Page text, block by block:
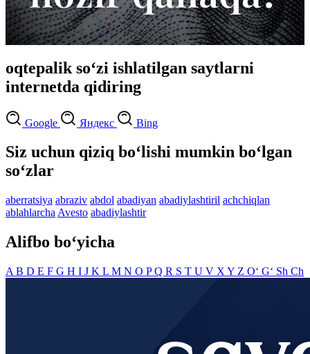
oqtepalik so‘zi ishlatilgan saytlarni
internetda qidiring
Google Яндекс Bing
Siz uchun qiziq bo‘lishi mumkin bo‘lgan
so‘zlar
aberratsiya abraziv abdol abadiyan abadiylashtiril achchiqlan
ablahlarcha Avesto abadiylashtir
Alifbo bo‘yicha
A B D E F G H I J K L M N O PQ R S T U V X Y Z O‘ G‘ Sh Ch